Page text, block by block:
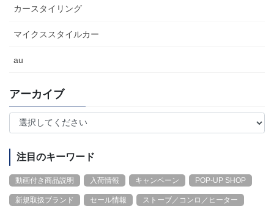
カースタイリング
マイクススタイルカー
au
アーカイブ
注目のキーワード
動画付き商品説明 入荷情報 キャンペーン POP-UP SHOP
新規取扱ブランド セール情報 ストーブ／コンロ／ヒーター